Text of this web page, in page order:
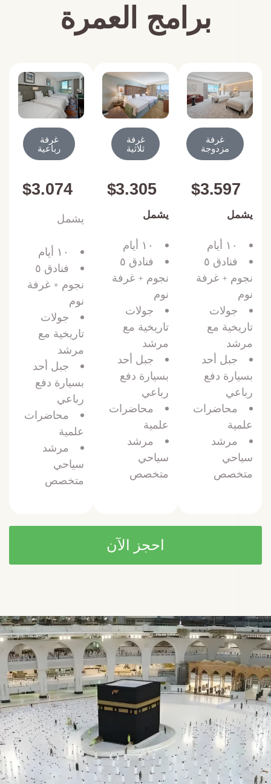
برامج العمرة
غرفة
مزدوجة
$3.597
يشمل
١٠ أيام
فنادق ٥
نجوم + غرفة
نوم
جولات
تاريخية مع
مرشد
جبل أحد
بسيارة دفع
رباعي
محاضرات
علمية
مرشد
سياحي
متخصص
غرفة
ثلاثية
$3.305
يشمل
١٠ أيام
فنادق ٥
نجوم + غرفة
نوم
جولات
تاريخية مع
مرشد
جبل أحد
بسيارة دفع
رباعي
محاضرات
علمية
مرشد
سياحي
متخصص
غرفة
رباعية
$3.074
يشمل
١٠ أيام
فنادق ٥
نجوم + غرفة
نوم
جولات
تاريخية مع
مرشد
جبل أحد
بسيارة دفع
رباعي
محاضرات
علمية
مرشد
سياحي
متخصص
احجز الآن